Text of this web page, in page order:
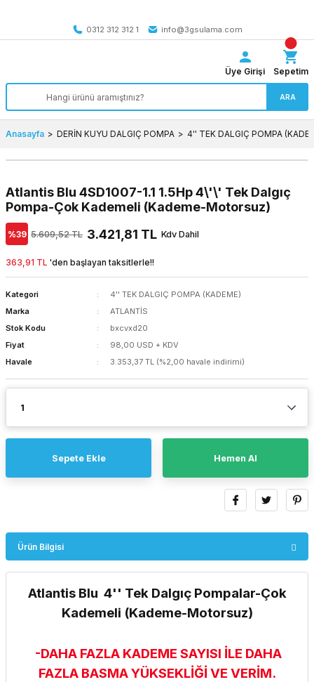
0312 312 312 1
info@3gsulama.com
ARA
Üye Girişi Sepetim
Anasayfa DERİN KUYU DALGIÇ POMPA 4'' TEK DALGIÇ POMPA
Atlantis Blu 4SD1007-1.1 1.5Hp 4\'\' Tek Dalgıç
Pompa-Çok Kademeli (Kademe-Motorsuz)
%39 5.609,52 TL 3.421,81 TL Kdv Dahil
363,91 TL 'den başlayan taksitlerle!!
Kategori
4'' TEK DALGIÇ POMPA (KADEME)
Marka
ATLANTİS
Stok Kodu
bxcvxd20
Fiyat
98,00 USD + KDV
Havale
3.353,37 TL (%2,00 havale indirimi)
Sepete Ekle Hemen Al
Ürün Bilgisi
Atlantis Blu 4'' Tek Dalgıç Pompalar-Çok
Kademeli (Kademe-Motorsuz)
-DAHA FAZLA KADEME SAYISI İLE DAHA
FAZLA BASMA YÜKSEKLİĞİ VE VERİM.